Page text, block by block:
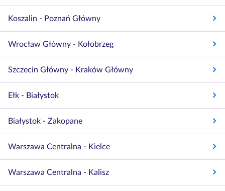
Koszalin - Poznań Główny
Wrocław Główny - Kołobrzeg
Szczecin Główny - Kraków Główny
Ełk - Białystok
Białystok - Zakopane
Warszawa Centralna - Kielce
Warszawa Centralna - Kalisz